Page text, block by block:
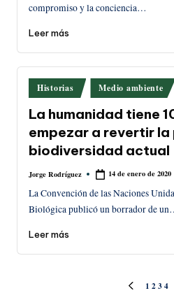
compromiso y la conciencia…
Leer más
Publicado
en
Historias Medio ambiente
La humanidad tiene
empezar a revertir
biodiversidad actual
Publicado
Jorge Rodríguez 14 de enero de 2020
La Convención de las Naciones
Biológica publicó un borrador de
Leer más
PaginaciónPÁGINA
1 2 3 4